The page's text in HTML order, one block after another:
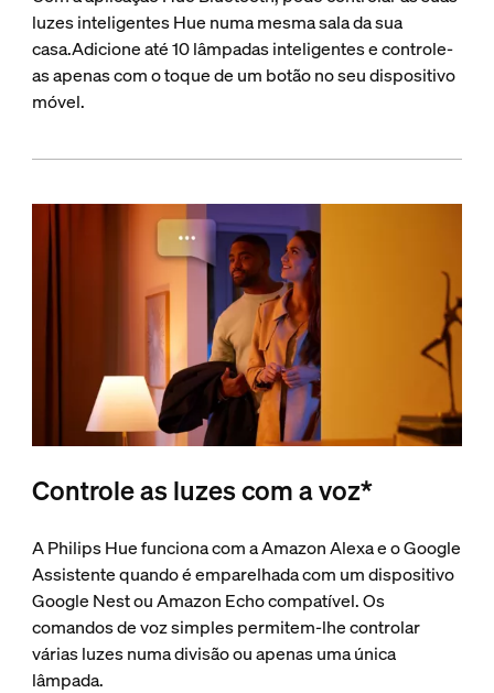
luzes inteligentes Hue numa mesma sala da sua
casa.Adicione até 10 lâmpadas inteligentes e controle-
as apenas com o toque de um botão no seu dispositivo
móvel.
Controle as luzes com a voz*
A Philips Hue funciona com a Amazon Alexa e o Google
Assistente quando é emparelhada com um dispositivo
Google Nest ou Amazon Echo compatível. Os
comandos de voz simples permitem-lhe controlar
várias luzes numa divisão ou apenas uma única
lâmpada.